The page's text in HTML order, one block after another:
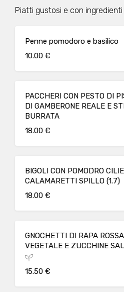
Piatti gustosi e con ingredienti
Penne pomodoro e basilico
10.00 €
PACCHERI CON PESTO DI
DI GAMBERONE REALE E
BURRATA
18.00 €
BIGOLI CON POMODRO
CALAMARETTI SPILLO (1.7)
18.00 €
GNOCHETTI DI RAPA
VEGETALE E ZUCCHINE
15.50 €